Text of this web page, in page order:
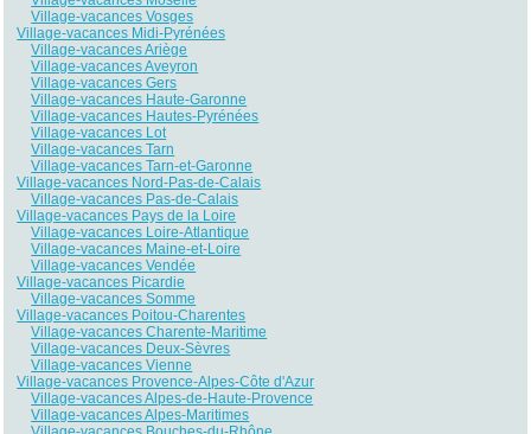
Village-vacances Vosges
Village-vacances Midi-Pyrénées
Village-vacances Ariège
Village-vacances Aveyron
Village-vacances Gers
Village-vacances Haute-Garonne
Village-vacances Hautes-Pyrénées
Village-vacances Lot
Village-vacances Tarn
Village-vacances Tarn-et-Garonne
Village-vacances Nord-Pas-de-Calais
Village-vacances Pas-de-Calais
Village-vacances Pays de la Loire
Village-vacances Loire-Atlantique
Village-vacances Maine-et-Loire
Village-vacances Vendée
Village-vacances Picardie
Village-vacances Somme
Village-vacances Poitou-Charentes
Village-vacances Charente-Maritime
Village-vacances Deux-Sèvres
Village-vacances Vienne
Village-vacances Provence-Alpes-Côte d'Azur
Village-vacances Alpes-de-Haute-Provence
Village-vacances Alpes-Maritimes